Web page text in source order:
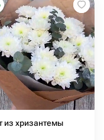
из хризантемы